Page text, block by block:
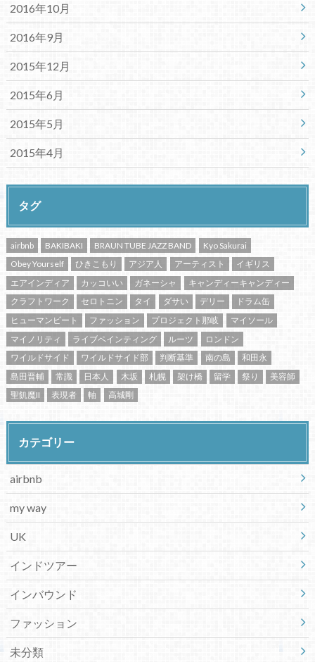
2016年10月
2016年9月
2015年12月
2015年6月
2015年5月
2015年4月
タグ
airbnb BAKIBAKI BRAUN TUBE JAZZ BAND
Kyo Sakurai
Obey Yourself
ひきこもり アジア人 アーティスト
イギリス
エアインディア
カッコいい ガネーシャ
キャンディーキャンディー
クラフトワーク
セロトニン タイ ダサい デリー
ドラム缶
ヒューマンビート
ファッション プロジェクト那岐
マイソール
マイノリティ
ライブペインティング ルーツ
ロンドン
ワイルドサイド
ワイルドサイド部 判断基準 南の島
和田永
島田晋輔
常識 日本人 木坂 札幌 架け橋 留学 祭り
美容師
聖飢魔II
表現者 軸 高城剛
カテゴリー
airbnb
my way
UK
インドツアー
インバウンド
ファッション
未分類